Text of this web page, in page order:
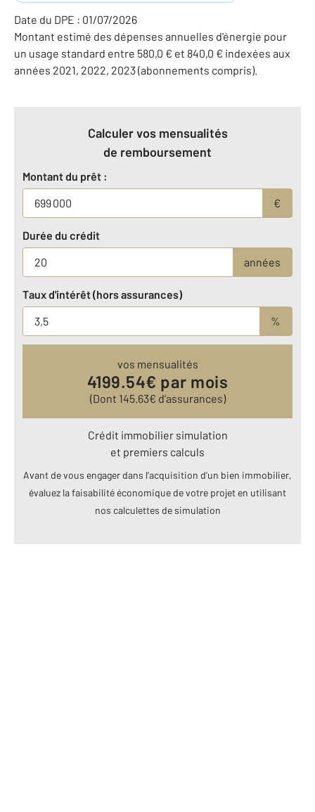
Date du DPE : 01/07/2026
Montant estimé des dépenses annuelles d'énergie pour
un usage standard entre 580,0 € et 840,0 € indexées aux
années 2021, 2022, 2023 (abonnements compris).
Calculer vos mensualités
de remboursement
Montant du prêt :
€
Durée du crédit
années
Taux d'intérêt (hors assurances)
%
vos mensualités
4199.54€ par mois
(Dont 145.63€ d’assurances)
Crédit immobilier simulation
et premiers calculs
Avant de vous engager dans l’acquisition d’un bien immobilier,
évaluez la faisabilité économique de votre projet en utilisant
nos calculettes de simulation